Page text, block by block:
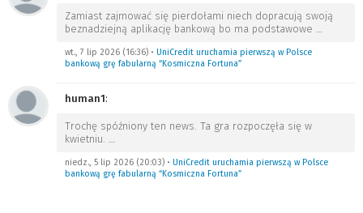
Zamiast zajmować się pierdołami niech dopracują swoją
beznadziejną aplikację bankową bo ma podstawowe …
wt., 7 lip 2026 (16:36) • UniCredit uruchamia pierwszą w Polsce
bankową grę fabularną “Kosmiczna Fortuna”
human1:
Trochę spóźniony ten news. Ta gra rozpoczęła się w
kwietniu. …
niedz., 5 lip 2026 (20:03) • UniCredit uruchamia pierwszą w Polsce
bankową grę fabularną “Kosmiczna Fortuna”